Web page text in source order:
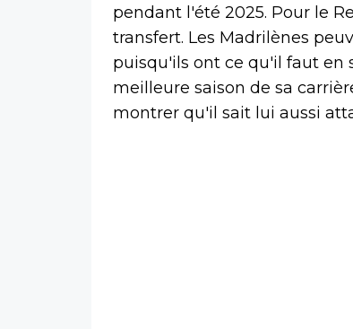
pendant l'été 2025. Pour le
transfert. Les Madrilènes
puisqu'ils ont ce qu'il faut en
meilleure saison de sa
montrer qu'il sait lui aussi